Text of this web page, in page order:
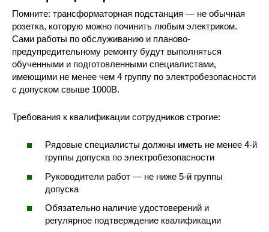
Помните: трансформаторная подстанция — не обычная
розетка, которую можно починить любым электриком.
Сами работы по обслуживанию и планово-
предупредительному ремонту будут выполняться
обученными и подготовленными специалистами,
имеющими не менее чем 4 группу по электробезопасности
с допуском свыше 1000В.
Требования к квалификации сотрудников строгие:
Рядовые специалисты должны иметь не менее 4-й
группы допуска по электробезопасности
Руководители работ — не ниже 5-й группы
допуска
Обязательно наличие удостоверений и
регулярное подтверждение квалификации